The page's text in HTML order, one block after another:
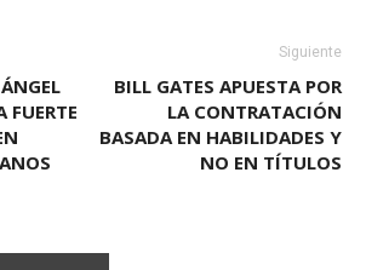
FUERTE
Siguiente
BILL GATES APUESTA POR
LA CONTRATACIÓN
BASADA EN HABILIDADES Y
NO EN TÍTULOS